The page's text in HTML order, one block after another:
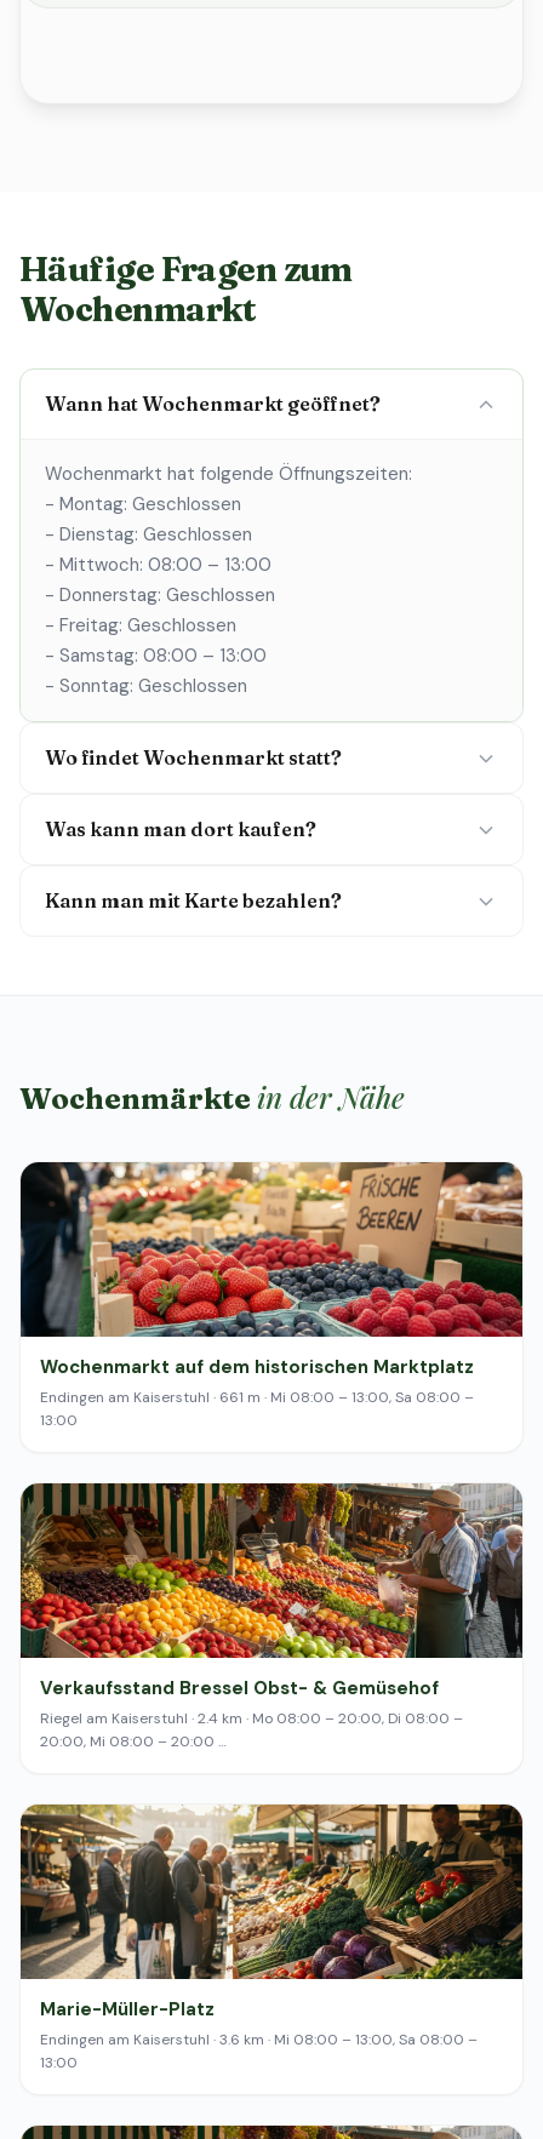
Häufige Fragen zum
Wochenmarkt
Wann hat Wochenmarkt geöffnet?
Wochenmarkt hat folgende Öffnungszeiten:
- Montag: Geschlossen
- Dienstag: Geschlossen
- Mittwoch: 08:00 – 13:00
- Donnerstag: Geschlossen
- Freitag: Geschlossen
- Samstag: 08:00 – 13:00
- Sonntag: Geschlossen
Wo findet Wochenmarkt statt?
Was kann man dort kaufen?
Kann man mit Karte bezahlen?
Wochenmärkte in der Nähe
Wochenmarkt auf dem historischen Marktplatz
Endingen am Kaiserstuhl · 661 m · Mi 08:00 – 13:00, Sa 08:00 –
13:00
Verkaufsstand Bressel Obst- & Gemüsehof
Riegel am Kaiserstuhl · 2.4 km · Mo 08:00 – 20:00, Di 08:00 –
20:00, Mi 08:00 – 20:00 …
Marie-Müller-Platz
Endingen am Kaiserstuhl · 3.6 km · Mi 08:00 – 13:00, Sa 08:00 –
13:00